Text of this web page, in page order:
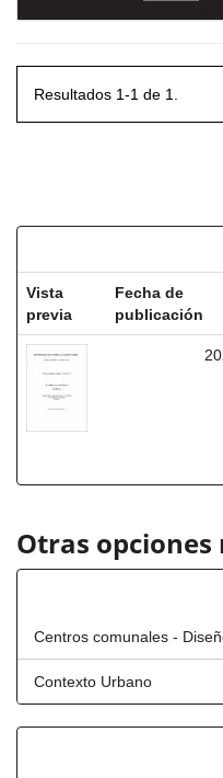
Resultados 1-1 de 1.
Vista
previa
Fecha de
publicación
Otras
Centros comunales -
Contexto Urbano